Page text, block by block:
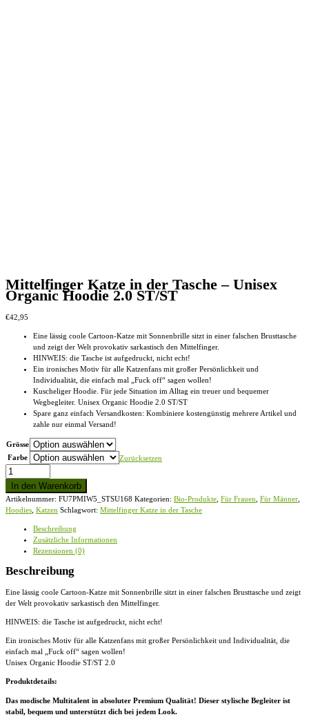
Mittelfinger Katze in der Tasche – Unisex
Organic Hoodie 2.0 ST/ST
€42,95
Eine lässig coole Cartoon-Katze mit Sonnenbrille sitzt in einer falschen Brusttasche
und zeigt der Welt provokativ sarkastisch den Mittelfinger.
HINWEIS: die Tasche ist aufgedruckt, nicht echt!
Ein ironisches Motiv für alle Katzenfans mit großer Persönlichkeit und
Individualität, die einfach mal „Fuck off“ sagen wollen!
Kuscheliger Hoodie. Für jede Situation im Alltag ein treuer und bequemer
Wegbegleiter. Unisex Organic Hoodie 2.0 ST/ST
Spare ganz einfach Versandkosten: Kombiniere kostengünstig mehrere Artikel und
zahle nur einmal Versand!
Grösse
Farbe
Zurücksetzen
Mittelfinger
Katze
in
der
Tasche
2.0
Menge
In den Warenkorb
Artikelnummer: FU7PMIW5_STSU168 Kategorien: Bio-Produkte Für Frauen Für Männer
Hoodies Katzen Schlagwort: Mittelfinger Katze in der Tasche
Beschreibung
Zusätzliche Informationen
Rezensionen (0)
Beschreibung
Eine lässig coole Cartoon-Katze mit Sonnenbrille sitzt in einer falschen Brusttasche und zeigt
der Welt provokativ sarkastisch den Mittelfinger.
HINWEIS: die Tasche ist aufgedruckt, nicht echt!
Ein ironisches Motiv für alle Katzenfans mit großer Persönlichkeit und Individualität, die
einfach mal „Fuck off“ sagen wollen!
Unisex Organic Hoodie ST/ST 2.0
Produktdetails:
Das modische Multitalent in absoluter Premium Qualität! Dieser stylische Begleiter ist
stabil, bequem und unterstützt dich bei jedem Look.